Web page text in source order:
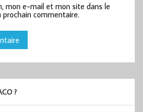
mon e-mail et mon site dans le
commentaire.
?